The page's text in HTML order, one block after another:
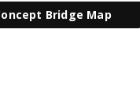
Bridge Map